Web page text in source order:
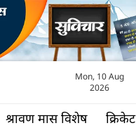
श्रावण मास विशेष क्रिकेट
Mon, 10 Aug
2026